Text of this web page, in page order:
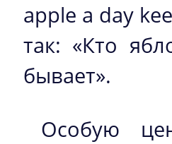
apple a day
так: «Кто
бывает».
Особую